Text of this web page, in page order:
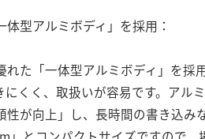
型アルミボディ」を採用：
れた「一体型アルミボディ」を
にくく、取扱いが容易です。アル
性が向上」し、長時間の書き込